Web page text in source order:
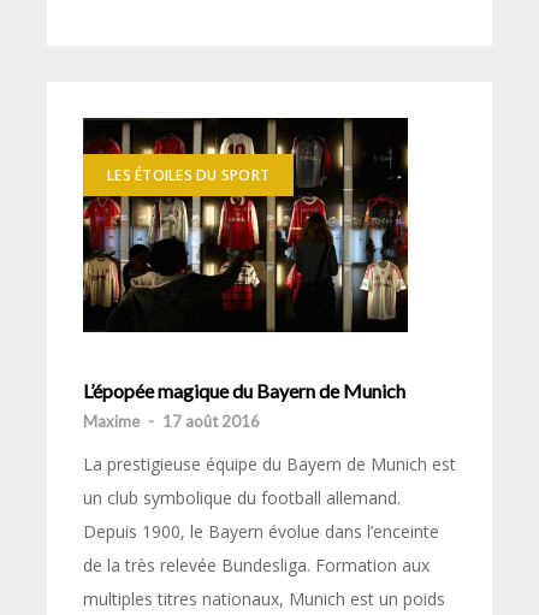
LES ÉTOILES DU SPORT
L’épopée magique du Bayern de Munich
Maxime - 17 août 2016
La prestigieuse équipe du Bayern de Munich est
un club symbolique du football allemand.
Depuis 1900, le Bayern évolue dans l’enceinte
de la très relevée Bundesliga. Formation aux
multiples titres nationaux, Munich est un poids